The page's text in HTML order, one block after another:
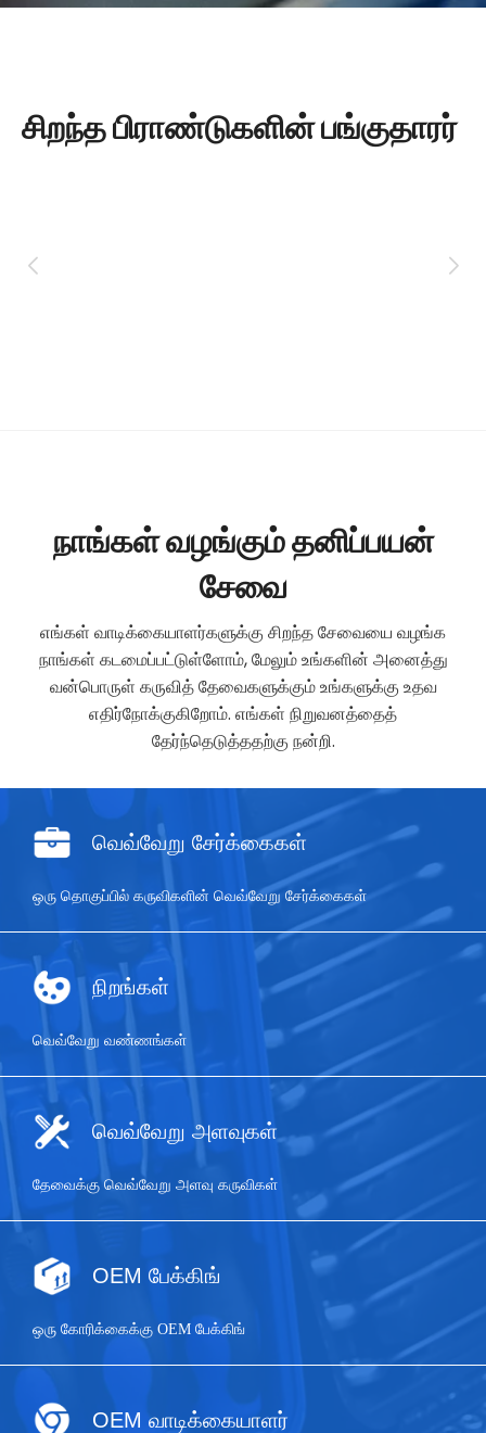
சிறந்த பிராண்டுகளின் பங்குதாரர்
நாங்கள் வழங்கும் தனிப்பயன்
சேவை
எங்கள் வாடிக்கையாளர்களுக்கு சிறந்த சேவையை வழங்க
நாங்கள் கடமைப்பட்டுள்ளோம், மேலும் உங்களின் அனைத்து
வன்பொருள் கருவித் தேவைகளுக்கும் உங்களுக்கு உதவ
எதிர்நோக்குகிறோம். எங்கள் நிறுவனத்தைத்
தேர்ந்தெடுத்ததற்கு நன்றி.
வெவ்வேறு சேர்க்கைகள்
ஒரு தொகுப்பில் கருவிகளின் வெவ்வேறு சேர்க்கைகள்
நிறங்கள்
வெவ்வேறு வண்ணங்கள்
வெவ்வேறு அளவுகள்
தேவைக்கு வெவ்வேறு அளவு கருவிகள்
OEM பேக்கிங்
ஒரு கோரிக்கைக்கு OEM பேக்கிங்
OEM வாடிக்கையாளர்